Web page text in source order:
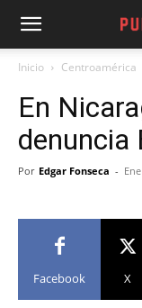
Inicio Centroamérica
En
denuncia
Por Edgar Fonseca -
Facebook X